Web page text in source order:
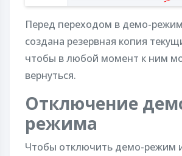
Перед переходом в демо-
создана резервная копия
чтобы в любой момент к ним
вернуться.
Отключение
режима
Чтобы отключить демо-режим